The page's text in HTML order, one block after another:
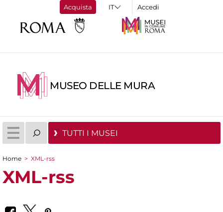
Acquista Accedi
MUSEO DELLE MURA
TUTTI I MUSEI
Tu sei qui
Home > XML-rss
XML-rss